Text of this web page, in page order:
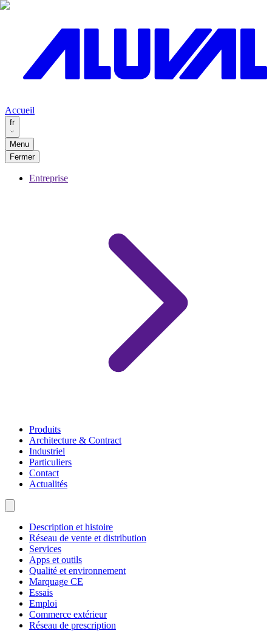
Accueil
fr
Menu
Fermer
Entreprise
Produits
Architecture & Contract
Industriel
Particuliers
Contact
Actualités
Description et histoire
Réseau de vente et distribution
Services
Apps et outils
Qualité et environnement
Marquage CE
Essais
Emploi
Commerce extérieur
Réseau de prescription